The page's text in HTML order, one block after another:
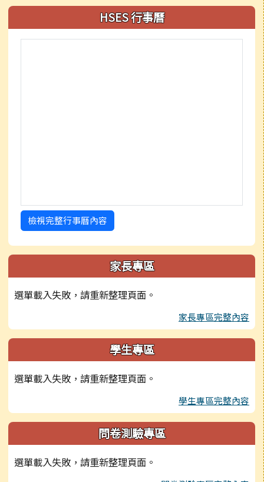
HSES 行事曆
檢視完整行事曆內容
家長專區
選單載入失敗，請重新整理頁面。
家長專區完整內容
學生專區
選單載入失敗，請重新整理頁面。
學生專區完整內容
問卷測驗專區
選單載入失敗，請重新整理頁面。